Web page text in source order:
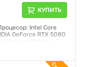
КУПИТЬ
Intel Core
GeForce RTX 5080
Windows 11 Home /